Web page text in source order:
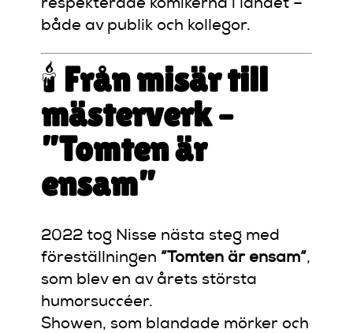
respekterade komikerna i landet –
både av publik och kollegor.
🕯️ Från misär till
mästerverk –
”Tomten är
ensam”
2022 tog Nisse nästa steg med
föreställningen ”Tomten är ensam”,
som blev en av årets största
humorsuccéer.
Showen, som blandade mörker och